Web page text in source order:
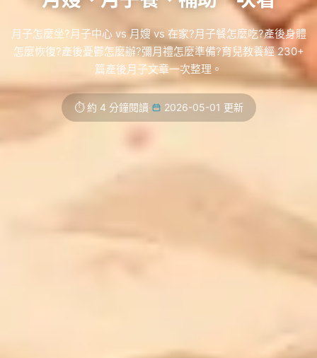
月子怎麼坐?月子中心 vs 月嫂 vs 在家?月子餐怎麼吃?產後身體
怎麼恢復?產後憂鬱怎麼辦?彌月禮怎麼準備?育兒教養經 230+
篇產後月子文章一次整理。
⏱ 約 4 分鐘閱讀· 2026-05-01 更新